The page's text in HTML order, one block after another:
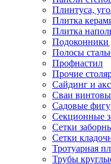
Плинтуса,
Плитка
Плитка
Подоконники
Полосы
Профнастил
Прочие
Сайдинг и
Сваи
Садовые
Секционные
Сетки
Сетки
Тротуарная
Трубы